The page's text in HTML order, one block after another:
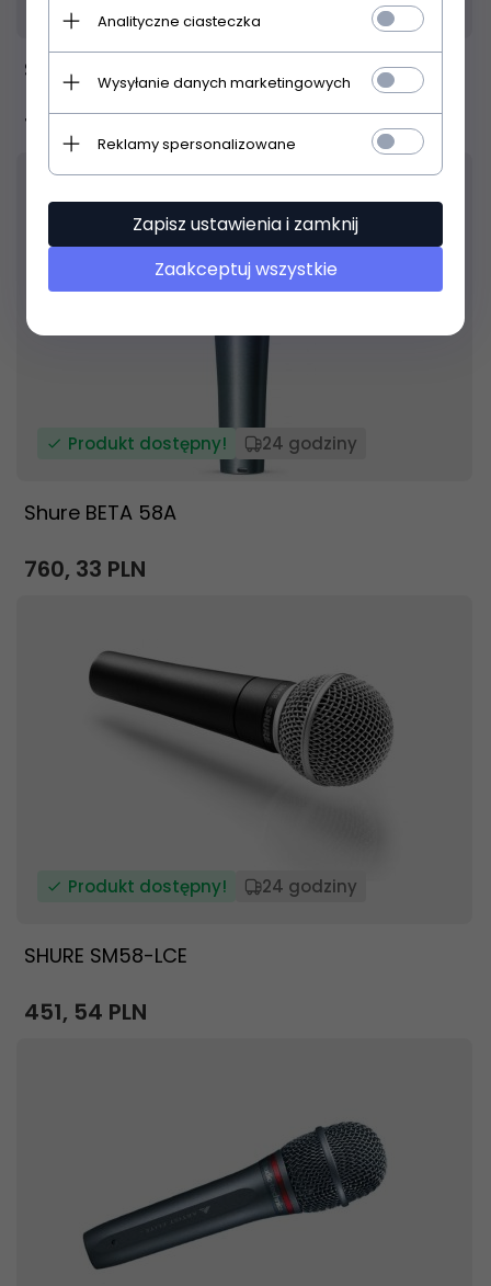
Shure Super 55
1 199,
Produkt dostępny! 24 godziny
Shure BETA 58A
760, 33 PLN
Produkt dostępny! 24 godziny
SHURE SM58-LCE
451, 54 PLN
Analityczne ciasteczka
Wysyłanie danych marketingowych
Reklamy spersonalizowane
Zapisz ustawienia i zamknij
Zaakceptuj wszystkie